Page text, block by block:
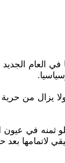
في العام
ولا يزال من
في عيون
لاتمامها